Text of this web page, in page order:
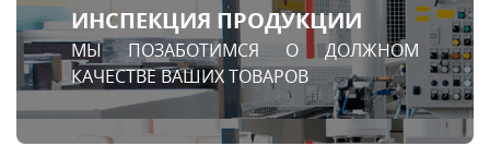
ИНСПЕКЦИЯ ПРОДУКЦИИ
МЫ ПОЗАБОТИМСЯ О ДОЛЖНОМ
КАЧЕСТВЕ ВАШИХ ТОВАРОВ